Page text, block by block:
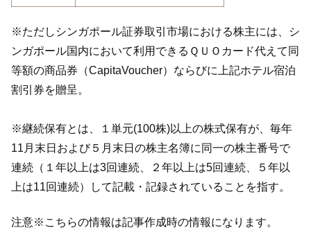
※ただしシンガポール証券取引市場における株主には、シ
ンガポール国内において利用できるＱＵＯカード代えて同
等額の商品券（CapitaVoucher）ならびに上記ホテル宿泊
割引券を贈呈。
※継続保有とは、１単元(100株)以上の株式保有が、毎年
11月末日および５月末日の株主名簿に同一の株主番号で
連続（１年以上は3回連続、２年以上は5回連続、５年以
上は11回連続）して記載・記録されていることを指す。
注意※こちらの情報は記事作成時の情報になります。